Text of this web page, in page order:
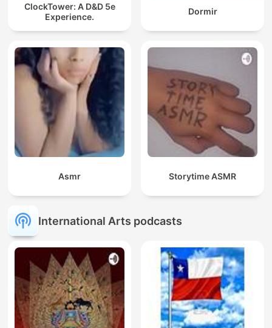
ClockTower: A D&D 5e
Experience.
Dormir
Asmr Storytime ASMR
International Arts podcasts